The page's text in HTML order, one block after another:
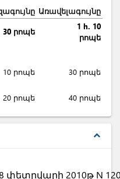
Առավելագույնը
30 րոպե
1 h. 10
րոպե
10 րոպե 30 րոպե
20 րոպե 40 րոպե
expand_less
2010թ N